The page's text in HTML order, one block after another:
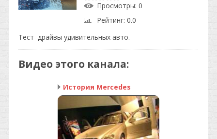
Просмотры: 0
Рейтинг: 0.0
Тест–драйвы удивительных авто.
Видео этого канала:
История Mercedes